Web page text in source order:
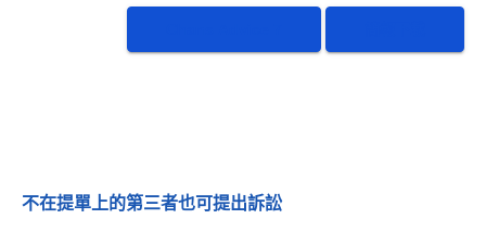
不在提單上的第三者也可提出訴訟